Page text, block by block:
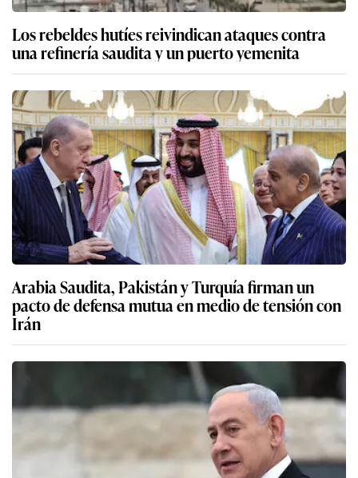
Los rebeldes hutíes reivindican ataques contra
una refinería saudita y un puerto yemenita
Arabia Saudita, Pakistán y Turquía firman un
pacto de defensa mutua en medio de tensión con
Irán